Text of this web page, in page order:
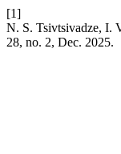
[1]
N. S. Tsivtsivadze, I.
28, no. 2, Dec. 2025.